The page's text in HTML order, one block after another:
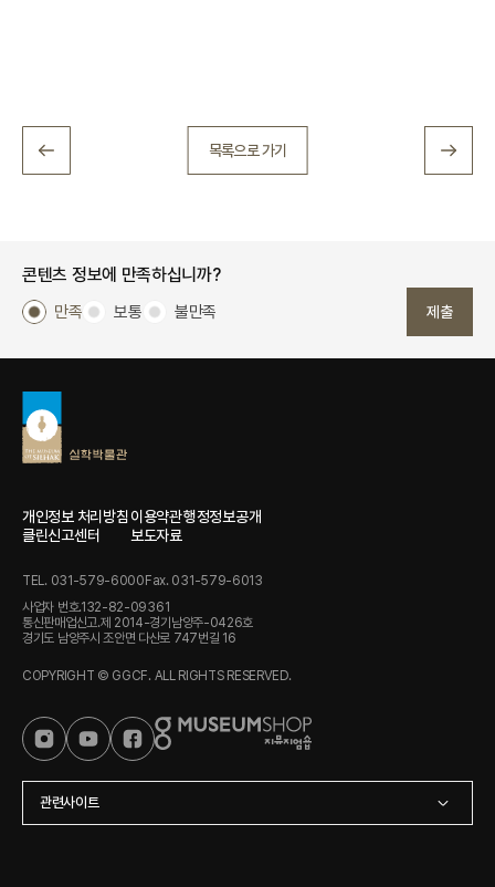
목록으로 가기
콘텐츠 정보에 만족하십니까?
만족 보통 불만족 제출
개인정보 처리방침이용약관행정정보공개
클린신고센터
보도자료
TEL. 031-579-6000Fax. 031-579-6013
사업자 번호.132-82-09361
통신판매업신고.제 2014-경기남양주-0426호
경기도 남양주시 조안면 다산로 747번길 16
COPYRIGHT © GGCF. ALL RIGHTS RESERVED.
관련사이트